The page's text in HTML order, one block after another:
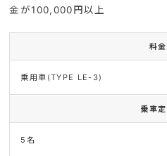
金が100,000円以上
料金
乗用車(TYPE LE-3)
乗車定
5名